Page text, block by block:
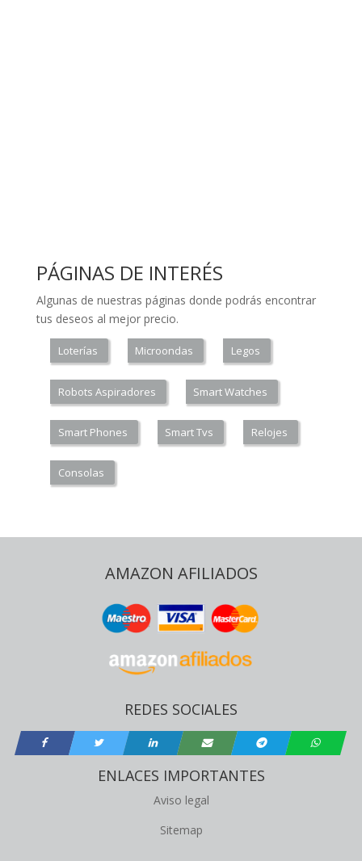
PÁGINAS DE INTERÉS
Algunas de nuestras páginas donde podrás encontrar
tus deseos al mejor precio.
Loterías Microondas Legos
Robots Aspiradores Smart Watches
Smart Phones Smart Tvs Relojes
Consolas
AMAZON AFILIADOS
REDES SOCIALES
ENLACES IMPORTANTES
Aviso legal
Sitemap